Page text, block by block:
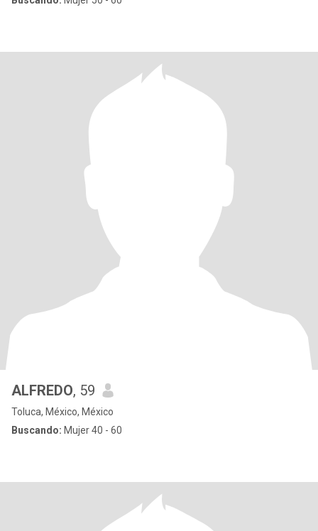
ALFREDO, 59
Toluca, México, México
Buscando: Mujer 40 - 60